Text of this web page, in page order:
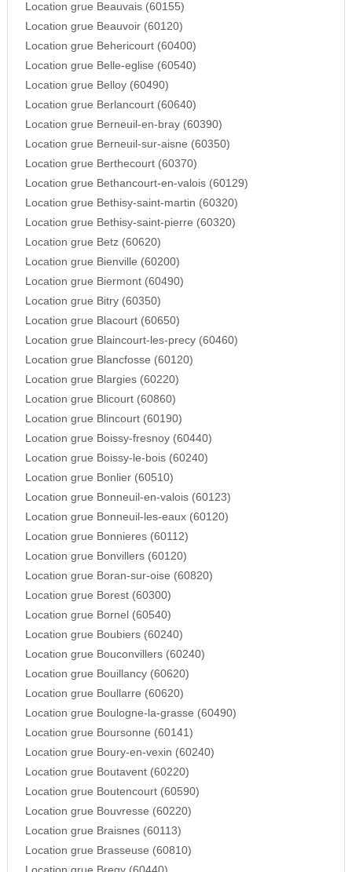
Location grue Beauvais (60155)
Location grue Beauvoir (60120)
Location grue Behericourt (60400)
Location grue Belle-eglise (60540)
Location grue Belloy (60490)
Location grue Berlancourt (60640)
Location grue Berneuil-en-bray (60390)
Location grue Berneuil-sur-aisne (60350)
Location grue Berthecourt (60370)
Location grue Bethancourt-en-valois (60129)
Location grue Bethisy-saint-martin (60320)
Location grue Bethisy-saint-pierre (60320)
Location grue Betz (60620)
Location grue Bienville (60200)
Location grue Biermont (60490)
Location grue Bitry (60350)
Location grue Blacourt (60650)
Location grue Blaincourt-les-precy (60460)
Location grue Blancfosse (60120)
Location grue Blargies (60220)
Location grue Blicourt (60860)
Location grue Blincourt (60190)
Location grue Boissy-fresnoy (60440)
Location grue Boissy-le-bois (60240)
Location grue Bonlier (60510)
Location grue Bonneuil-en-valois (60123)
Location grue Bonneuil-les-eaux (60120)
Location grue Bonnieres (60112)
Location grue Bonvillers (60120)
Location grue Boran-sur-oise (60820)
Location grue Borest (60300)
Location grue Bornel (60540)
Location grue Boubiers (60240)
Location grue Bouconvillers (60240)
Location grue Bouillancy (60620)
Location grue Boullarre (60620)
Location grue Boulogne-la-grasse (60490)
Location grue Boursonne (60141)
Location grue Boury-en-vexin (60240)
Location grue Boutavent (60220)
Location grue Boutencourt (60590)
Location grue Bouvresse (60220)
Location grue Braisnes (60113)
Location grue Brasseuse (60810)